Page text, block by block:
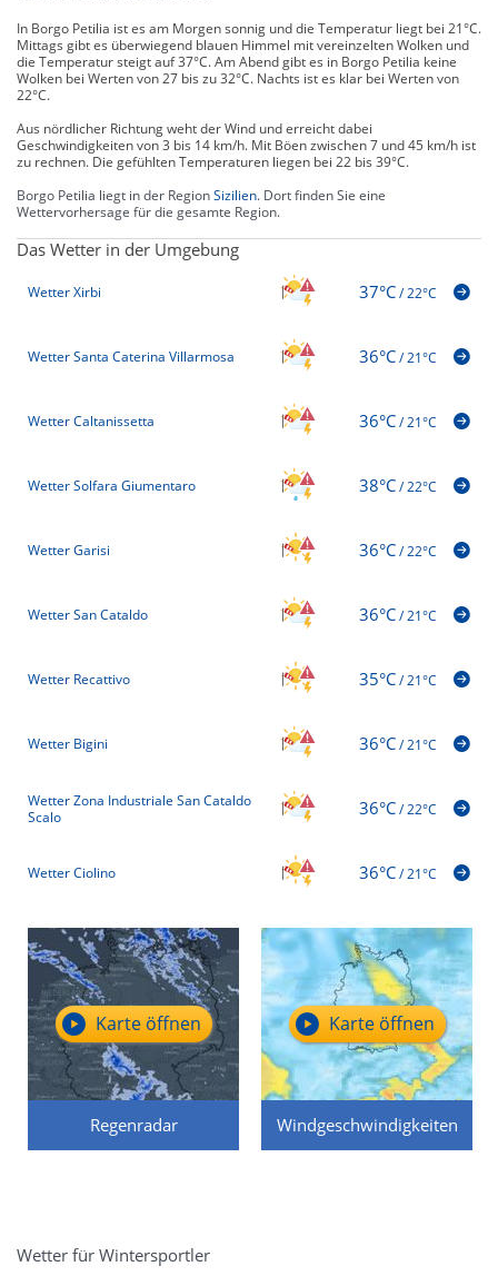
In Borgo Petilia ist es am Morgen sonnig und die Temperatur liegt bei 21°C.
Mittags gibt es überwiegend blauen Himmel mit vereinzelten Wolken und
die Temperatur steigt auf 37°C. Am Abend gibt es in Borgo Petilia keine
Wolken bei Werten von 27 bis zu 32°C. Nachts ist es klar bei Werten von
22°C.
Aus nördlicher Richtung weht der Wind und erreicht dabei
Geschwindigkeiten von 3 bis 14 km/h. Mit Böen zwischen 7 und 45 km/h ist
zu rechnen. Die gefühlten Temperaturen liegen bei 22 bis 39°C.
Borgo Petilia liegt in der RegionSizilien. Dort finden Sie eine
Wettervorhersage für die gesamte Region.
Das Wetter in der Umgebung
Wetter Xirbi 37°C/22°C
Wetter Santa Caterina Villarmosa 36°C/21°C
Wetter Caltanissetta 36°C/21°C
Wetter Solfara Giumentaro 38°C/22°C
Wetter Garisi 36°C/22°C
Wetter San Cataldo 36°C/21°C
Wetter Recattivo 35°C/21°C
Wetter Bigini 36°C/21°C
Wetter Zona Industriale San Cataldo
Scalo
36°C/22°C
Wetter Ciolino 36°C/21°C
Regenradar
Karte öffnen
Windgeschwindigkeiten
Karte öffnen
Wetter für Wintersportler